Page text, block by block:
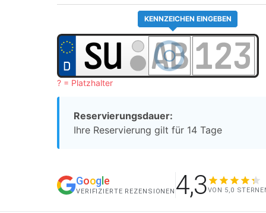
KENNZEICHEN EINGEBEN
? = Platzhalter
Reservierungsdauer:
Ihre Reservierung gilt für 14 Tage
Goog e
VERIFIZIERTE REZENSIONEN 4,3VON 5,0